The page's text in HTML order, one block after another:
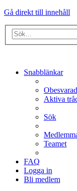
Gå direkt till innehåll
Snabblänkar
Aktiva
Sök
Teamet
FAQ
Logga in
Bli medlem